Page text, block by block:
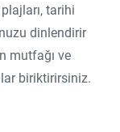
tarihi
dinlendirir
mutfağı ve
biriktirirsiniz.